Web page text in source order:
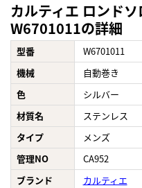
カルティエ ロンド
W6701011の詳細
型番
W6701011
機械
自動巻き
色
シルバー
材質名
ステンレス
タイプ
メンズ
管理NO
CA952
ブランド
カルティエ